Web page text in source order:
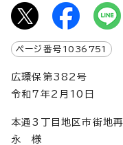
ページ番号 1036751
広環保第382号
令和7年2月10日
本通3丁目地区市街
永 様